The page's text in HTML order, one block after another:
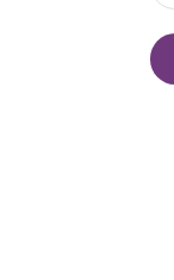
г. Минск,
Тел.: (+375